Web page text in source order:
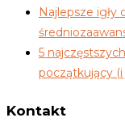
Najlepsze igły
5
początkujący (i
Kontakt